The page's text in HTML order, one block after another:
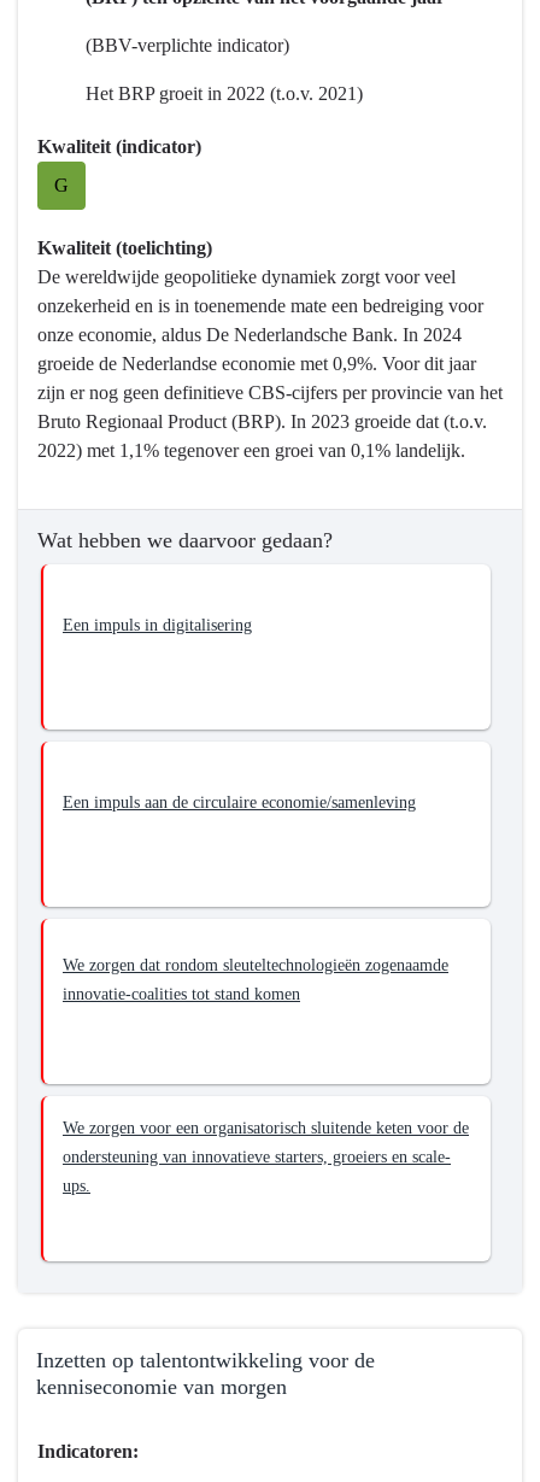
(BBV-verplichte indicator)
Het BRP groeit in 2022 (t.o.v. 2021)
Kwaliteit (indicator)
G
Kwaliteit (toelichting)
De wereldwijde geopolitieke dynamiek zorgt voor veel
onzekerheid en is in toenemende mate een bedreiging voor
onze economie, aldus De Nederlandsche Bank. In 2024
groeide de Nederlandse economie met 0,9%. Voor dit jaar
zijn er nog geen definitieve CBS-cijfers per provincie van het
Bruto Regionaal Product (BRP). In 2023 groeide dat (t.o.v.
2022) met 1,1% tegenover een groei van 0,1% landelijk.
Wat hebben we daarvoor gedaan?
Een impuls in digitalisering
Een impuls aan de circulaire economie/samenleving
We zorgen dat rondom sleuteltechnologieën zogenaamde
innovatie-coalities tot stand komen
We zorgen voor een organisatorisch sluitende keten voor de
ondersteuning van innovatieve starters, groeiers en scale-
ups.
Inzetten op talentontwikkeling voor de
kenniseconomie van morgen
naarIndicatoren: